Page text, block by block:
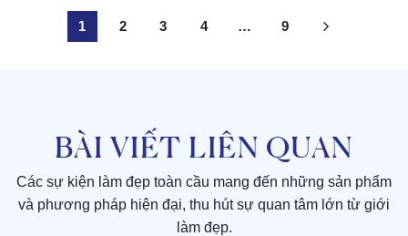
1 2 3 4 … 9
BÀI VIẾT LIÊN QUAN
Các sự kiện làm đẹp toàn cầu mang đến những sản phẩm
và phương pháp hiện đại, thu hút sự quan tâm lớn từ giới
làm đẹp.